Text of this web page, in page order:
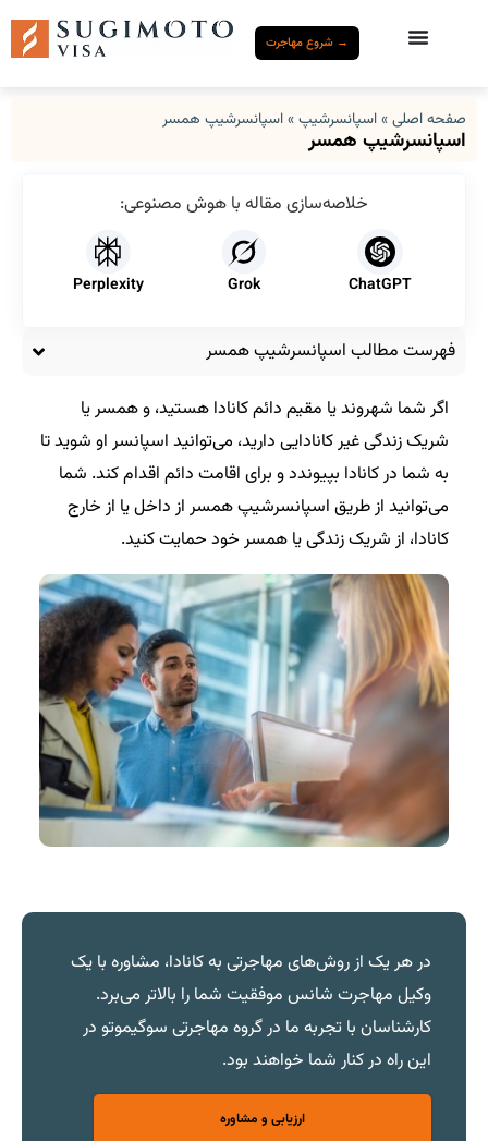
→ شروع مهاجرت
صفحه اصلی»اسپانسرشیپ»اسپانسرشیپ همسر
اسپانسرشیپ همسر
خلاصه‌سازی مقاله با هوش مصنوعی:
ChatGPT
Grok
Perplexity
فهرست مطالب اسپانسرشیپ همسر
اگر شما شهروند یا مقیم دائم کانادا هستید، و همسر یا
شریک زندگی غیر کانادایی دارید، می‌توانید اسپانسر او شوید تا
به شما در کانادا بپیوندد و برای اقامت دائم اقدام کند. شما
می‌توانید از طریق اسپانسرشیپ همسر از داخل یا از خارج
کانادا، از شریک زندگی یا همسر خود حمایت کنید.
در هر یک از روش‌های مهاجرتی به کانادا، مشاوره با یک
وکیل مهاجرت شانس موفقیت شما را بالاتر می‌برد.
کارشناسان با تجربه ما در گروه مهاجرتی سوگیموتو در
این راه در کنار شما خواهند بود.​
ارزیابی و مشاوره